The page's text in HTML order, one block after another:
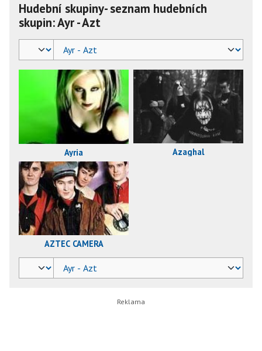
Hudební skupiny- seznam hudebních
skupin: Ayr - Azt
Ayria Azaghal
AZTEC CAMERA